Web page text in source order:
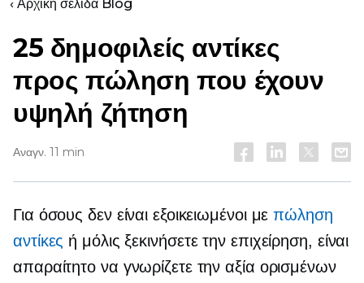
‹ Αρχική σελίδα Blog
25 δημοφιλείς αντίκες
προς πώληση που έχουν
υψηλή ζήτηση
Αναγν. 11 min
Για όσους δεν είναι εξοικειωμένοι μεπώληση
αντίκες ή μόλις ξεκινήσετε την επιχείρηση, είναι
απαραίτητο να γνωρίζετε την αξία ορισμένων